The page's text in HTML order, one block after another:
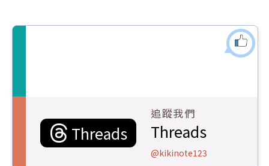
Threads
追蹤我們
Threads
@kikinote123